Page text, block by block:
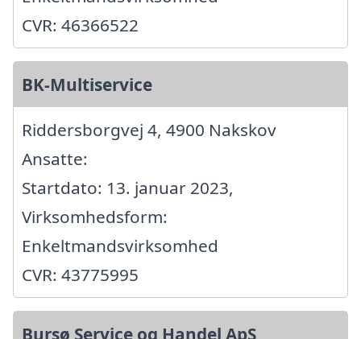
CVR: 46366522
BK-Multiservice
Riddersborgvej 4, 4900 Nakskov
Ansatte:
Startdato: 13. januar 2023,
Virksomhedsform:
Enkeltmandsvirksomhed
CVR: 43775995
Bursø Service og Handel ApS